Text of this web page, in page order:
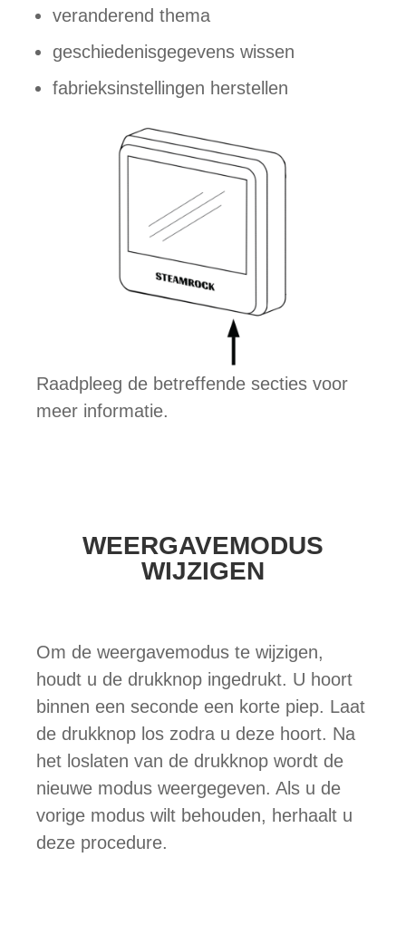
veranderend thema
geschiedenisgegevens wissen
fabrieksinstellingen herstellen
Raadpleeg de betreffende secties voor
meer informatie.
WEERGAVEMODUS
WIJZIGEN
Om de weergavemodus te wijzigen,
houdt u de drukknop ingedrukt. U hoort
binnen een seconde een korte piep. Laat
de drukknop los zodra u deze hoort. Na
het loslaten van de drukknop wordt de
nieuwe modus weergegeven. Als u de
vorige modus wilt behouden, herhaalt u
deze procedure.